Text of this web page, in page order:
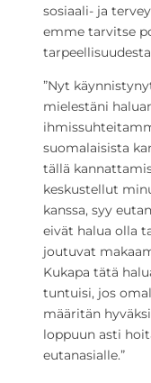
sosiaali- ja
emme tarvitse
”Nyt
mielestäni
suomalaisista
tällä
keskustellut
kanssa, syy
eivät halua olla
joutuvat
Kukapa tätä
tuntuisi, jos
määritän
loppuun asti
eutanasialle.”